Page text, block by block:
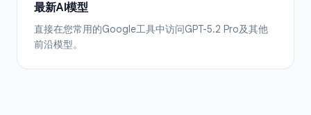
最新AI模型
直接在您常用的Google工具中访问GPT-5.2 Pro及其他
前沿模型。